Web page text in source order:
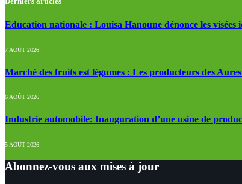
Education nationale : Louisa Hanoune dénonce les visées
7 AOÛT 2026
Marché des fruits est légumes : Les producteurs des
6 AOÛT 2026
Industrie automobile: Inauguration d’une usine de
5 AOÛT 2026
Abonnez-vous aux mises à jour